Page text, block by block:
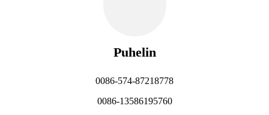
Puhelin
0086-574-87218778
0086-13586195760